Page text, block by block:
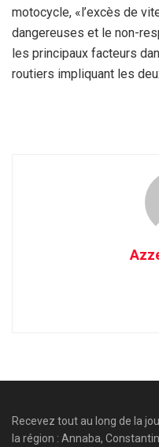
motocycle, «l’excès de
dangereuses et le non-
les principaux facteurs
routiers impliquant les
Recevez tout au long de la
la région : Annaba,